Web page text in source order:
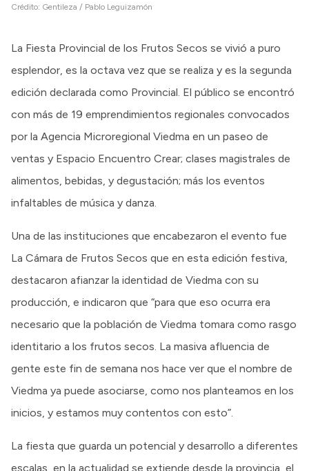
Crédito: Gentileza / Pablo Leguizamón
La Fiesta Provincial de los Frutos Secos se vivió a puro
esplendor, es la octava vez que se realiza y es la segunda
edición declarada como Provincial. El público se encontró
con más de 19 emprendimientos regionales convocados
por la Agencia Microregional Viedma en un paseo de
ventas y Espacio Encuentro Crear; clases magistrales de
alimentos, bebidas, y degustación; más los eventos
infaltables de música y danza.
Una de las instituciones que encabezaron el evento fue
La Cámara de Frutos Secos que en esta edición festiva,
destacaron afianzar la identidad de Viedma con su
producción, e indicaron que “para que eso ocurra era
necesario que la población de Viedma tomara como rasgo
identitario a los frutos secos. La masiva afluencia de
gente este fin de semana nos hace ver que el nombre de
Viedma ya puede asociarse, como nos planteamos en los
inicios, y estamos muy contentos con esto”.
La fiesta que guarda un potencial y desarrollo a diferentes
escalas, en la actualidad se extiende desde la provincia, el